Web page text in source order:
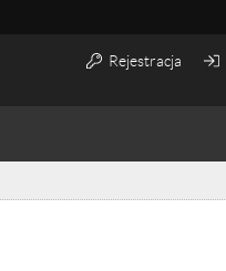
Rejestracja